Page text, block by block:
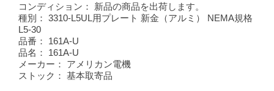
コンディション：
新品の商品を出荷します。
種別：
3310-L5UL用プレート 新金（アルミ） NEMA規格
L5-30
品番：
161A-U
品名：
161A-U
メーカー：
アメリカン電機
ストック：
基本取寄品